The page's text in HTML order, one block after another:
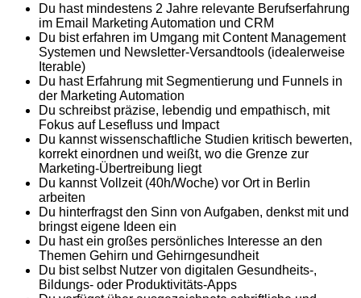
Du hast mindestens 2 Jahre relevante Berufserfahrung
im Email Marketing Automation und CRM
Du bist erfahren im Umgang mit Content Management
Systemen und Newsletter-Versandtools (idealerweise
Iterable)
Du hast Erfahrung mit Segmentierung und Funnels in
der Marketing Automation
Du schreibst präzise, lebendig und empathisch, mit
Fokus auf Lesefluss und Impact
Du kannst wissenschaftliche Studien kritisch bewerten,
korrekt einordnen und weißt, wo die Grenze zur
Marketing-Übertreibung liegt
Du kannst Vollzeit (40h/Woche) vor Ort in Berlin
arbeiten
Du hinterfragst den Sinn von Aufgaben, denkst mit und
bringst eigene Ideen ein
Du hast ein großes persönliches Interesse an den
Themen Gehirn und Gehirngesundheit
Du bist selbst Nutzer von digitalen Gesundheits-,
Bildungs- oder Produktivitäts-Apps